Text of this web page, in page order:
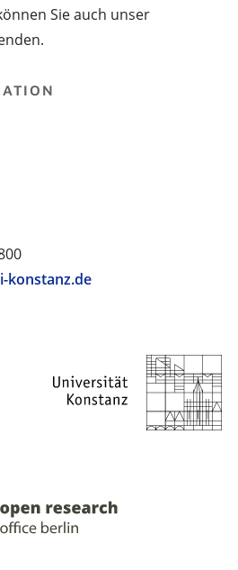
Sie auch unser
konstanz.de